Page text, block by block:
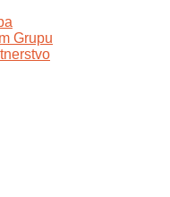
Grupu